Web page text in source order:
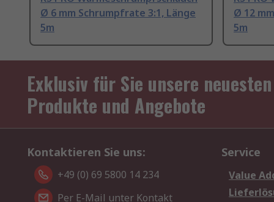
Ø 6 mm Schrumpfrate 3:1, Länge
5m
Ø 12
5m
Exklusiv für Sie unsere neuesten
Produkte und Angebote
Kontaktieren Sie uns:
+49 (0) 69 5800 14 234
Per E-Mail unter Kontakt
Service
Value